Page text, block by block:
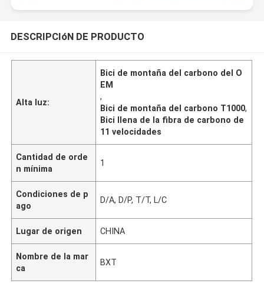
DESCRIPCIóN DE PRODUCTO
Alta luz:
Bici de montaña del carbono del O
EM
,
Bici de montaña del carbono T1000,
Bici llena de la fibra de carbono de
11 velocidades
Cantidad de orde
n mínima
1
Condiciones de p
ago
D/A, D/P, T/T, L/C
Lugar de origen CHINA
Nombre de la mar
ca
BXT